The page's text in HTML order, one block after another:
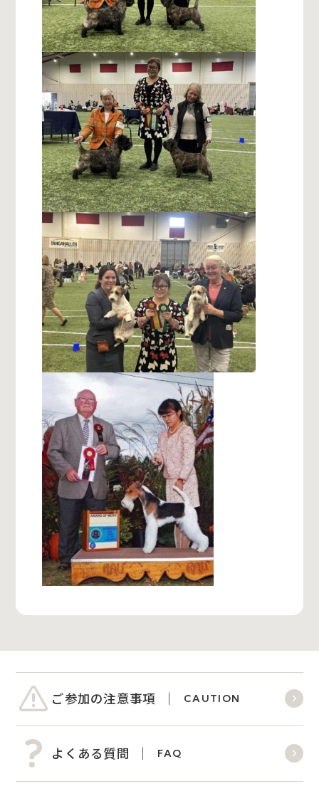
ご参加の注意事項 CAUTION
よくある質問 FAQ